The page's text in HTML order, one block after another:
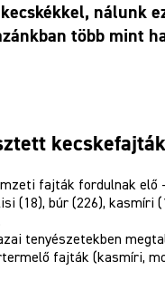
nálunk
több mint
kecskefajták
fajták fordulnak
(18), búr (226),
tenyészetekben
fajták (kasmíri,